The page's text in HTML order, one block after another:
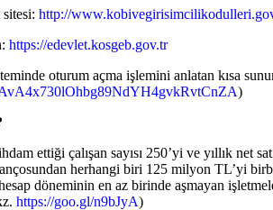
sitesi: http://
https://edevlet.kosgeb.gov.tr
oturum açma işlemini anlatan kısa
)
ettiği çalışan sayısı 250’yi ve yıllık net
herhangi biri 125 milyon TL’yi
döneminin en az birinde aşmayan
https://goo.gl/n9bJyA)